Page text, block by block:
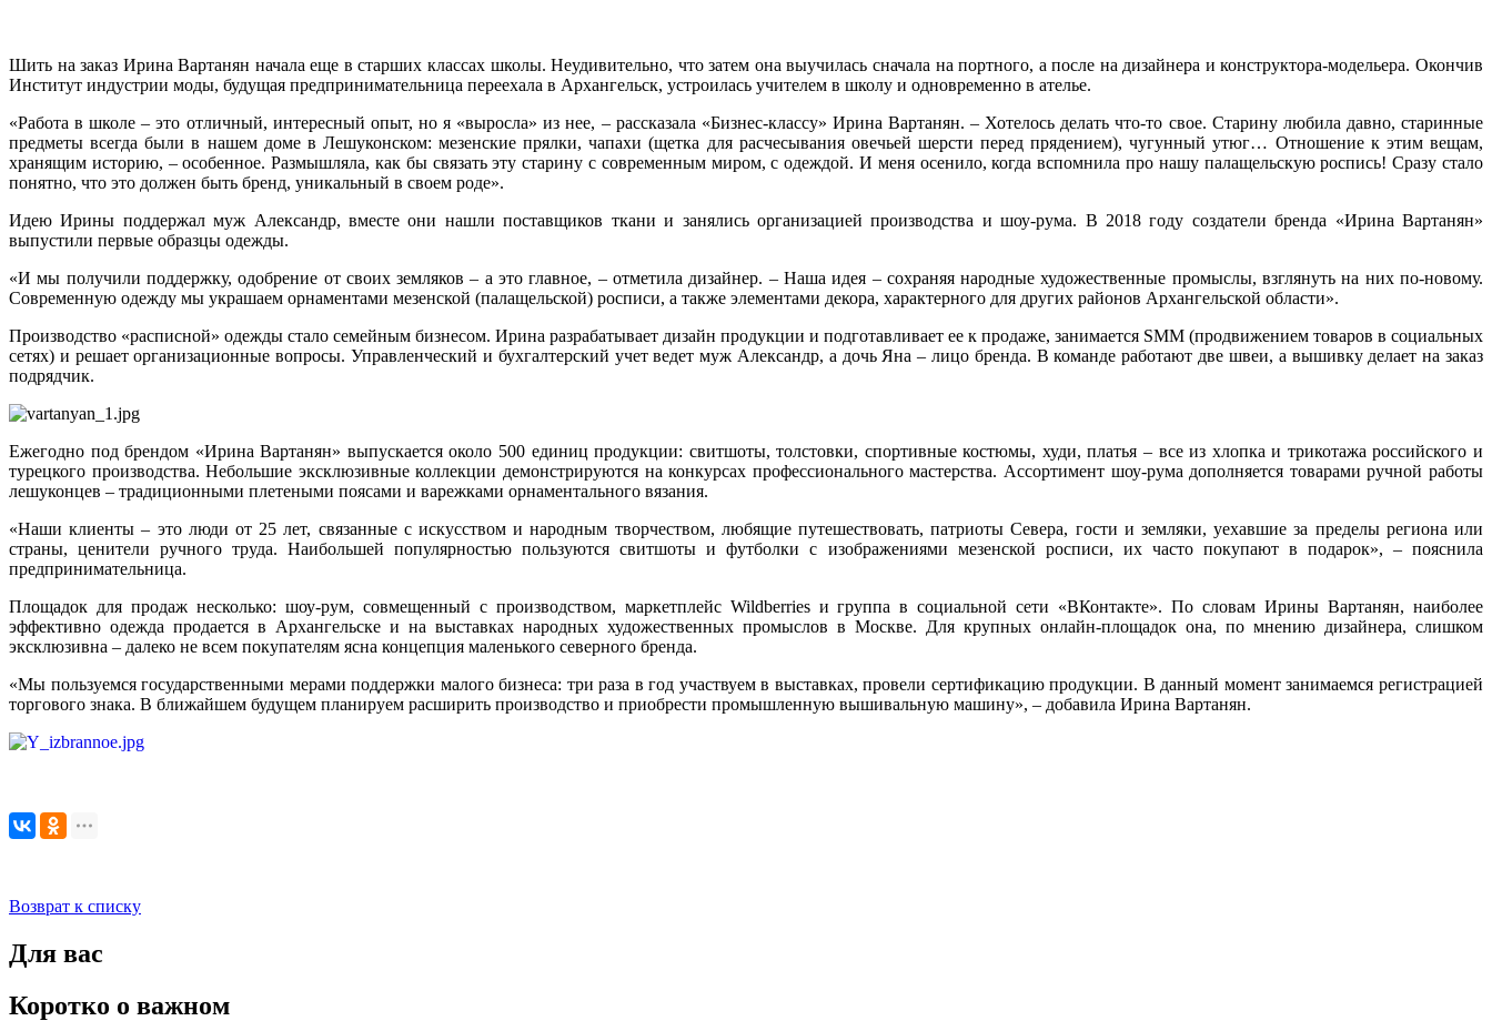
Шить на заказ Ирина Вартанян начала еще в старших классах школы. Неудивительно, что затем она выучилась сначала на портного, а после на дизайнера и конструктора-модельера. Окончив
Институт индустрии моды, будущая предпринимательница переехала в Архангельск, устроилась учителем в школу и одновременно в ателье.
«Работа в школе – это отличный, интересный опыт, но я «выросла» из нее, – рассказала «Бизнес-классу» Ирина Вартанян. – Хотелось делать что-то свое. Старину любила давно, старинные
предметы всегда были в нашем доме в Лешуконском: мезенские прялки, чапахи (щетка для расчесывания овечьей шерсти перед прядением), чугунный утюг… Отношение к этим вещам,
хранящим историю, – особенное. Размышляла, как бы связать эту старину с современным миром, с одеждой. И меня осенило, когда вспомнила про нашу палащельскую роспись! Сразу стало
понятно, что это должен быть бренд, уникальный в своем роде».
Идею Ирины поддержал муж Александр, вместе они нашли поставщиков ткани и занялись организацией производства и шоу-рума. В 2018 году создатели бренда «Ирина Вартанян»
выпустили первые образцы одежды.
«И мы получили поддержку, одобрение от своих земляков – а это главное, – отметила дизайнер. – Наша идея – сохраняя народные художественные промыслы, взглянуть на них по-новому.
Современную одежду мы украшаем орнаментами мезенской (палащельской) росписи, а также элементами декора, характерного для других районов Архангельской области».
Производство «расписной» одежды стало семейным бизнесом. Ирина разрабатывает дизайн продукции и подготавливает ее к продаже, занимается SMM (продвижением товаров в социальных
сетях) и решает организационные вопросы. Управленческий и бухгалтерский учет ведет муж Александр, а дочь Яна – лицо бренда. В команде работают две швеи, а вышивку делает на заказ
подрядчик.
Ежегодно под брендом «Ирина Вартанян» выпускается около 500 единиц продукции: свитшоты, толстовки, спортивные костюмы, худи, платья – все из хлопка и трикотажа российского и
турецкого производства. Небольшие эксклюзивные коллекции демонстрируются на конкурсах профессионального мастерства. Ассортимент шоу-рума дополняется товарами ручной работы
лешуконцев – традиционными плетеными поясами и варежками орнаментального вязания.
«Наши клиенты – это люди от 25 лет, связанные с искусством и народным творчеством, любящие путешествовать, патриоты Севера, гости и земляки, уехавшие за пределы региона или
страны, ценители ручного труда. Наибольшей популярностью пользуются свитшоты и футболки с изображениями мезенской росписи, их часто покупают в подарок», – пояснила
предпринимательница.
Площадок для продаж несколько: шоу-рум, совмещенный с производством, маркетплейс Wildberries и группа в социальной сети «ВКонтакте». По словам Ирины Вартанян, наиболее
эффективно одежда продается в Архангельске и на выставках народных художественных промыслов в Москве. Для крупных онлайн-площадок она, по мнению дизайнера, слишком
эксклюзивна – далеко не всем покупателям ясна концепция маленького северного бренда.
«Мы пользуемся государственными мерами поддержки малого бизнеса: три раза в год участвуем в выставках, провели сертификацию продукции. В данный момент занимаемся регистрацией
торгового знака. В ближайшем будущем планируем расширить производство и приобрести промышленную вышивальную машину», – добавила Ирина Вартанян.
Возврат к списку
Для вас
Коротко о важном